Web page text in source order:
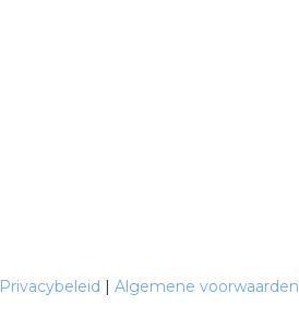
Privacybeleid | Algemene voorwaarden